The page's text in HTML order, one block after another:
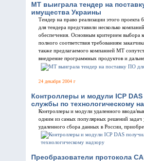
МТ выиграла тендер на
имущества Украины
Тендер на право реализации этого
для тендера представили несколько
обеспечения. Основным критерием выбора
полного соответствия требованиям
также предлагаемого компанией МТ
внедрение программных продуктов и
24 декабря 2004 г
Контроллеры и модули ICP
службы по технологическому
Контроллеры и модули удаленного ввода/
одним из самых популярных решений задач
удаленного сбора данных в России,
Преобразователи протокола